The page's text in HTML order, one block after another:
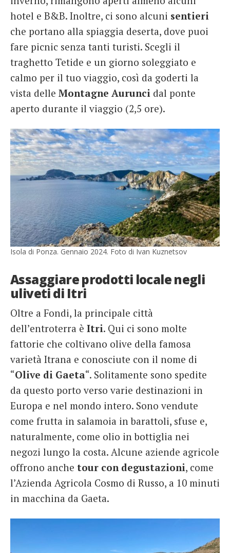
hotel e B&B. Inoltre, ci sono alcuni sentieri
che portano alla spiaggia deserta, dove puoi
fare picnic senza tanti turisti. Scegli il
traghetto Tetide e un giorno soleggiato e
calmo per il tuo viaggio, così da goderti la
vista delle Montagne Aurunci dal ponte
aperto durante il viaggio (2,5 ore).
Isola di Ponza. Gennaio 2024. Foto di Ivan Kuznetsov
Assaggiare prodotti locale negli
uliveti di Itri
Oltre a Fondi, la principale città
dell’entroterra è Itri. Qui ci sono molte
fattorie che coltivano olive della famosa
varietà Itrana e conosciute con il nome di
“Olive di Gaeta“. Solitamente sono spedite
da questo porto verso varie destinazioni in
Europa e nel mondo intero. Sono vendute
come frutta in salamoia in barattoli, sfuse e,
naturalmente, come olio in bottiglia nei
negozi lungo la costa. Alcune aziende agricole
offrono anche tour con degustazioni, come
l’Azienda Agricola Cosmo di Russo, a 10 minuti
in macchina da Gaeta.